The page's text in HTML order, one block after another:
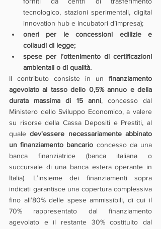
tecnologico, stazioni sperimentali, digital
innovation hub e incubatori d’impresa);
oneri per le concessioni edilizie e
collaudi di legge;
spese per l’ottenimento di certificazioni
ambientali o di qualità.
Il contributo consiste in un finanziamento
agevolato al tasso dello 0,5% annuo e della
durata massima di 15 anni, concesso dal
Ministero dello Sviluppo Economico, a valere
su risorse della Cassa Depositi e Prestiti, al
quale dev'essere necessariamente abbinato
un finanziamento bancario concesso da una
banca finanziatrice (banca italiana o
succursale di una banca estera operante in
Italia). L’insieme dei finanziamenti sopra
indicati garantisce una copertura complessiva
fino all’80% delle spese ammissibili, di cui il
70% rappresentato dal finanziamento
agevolato e il restante 30% costituito dal